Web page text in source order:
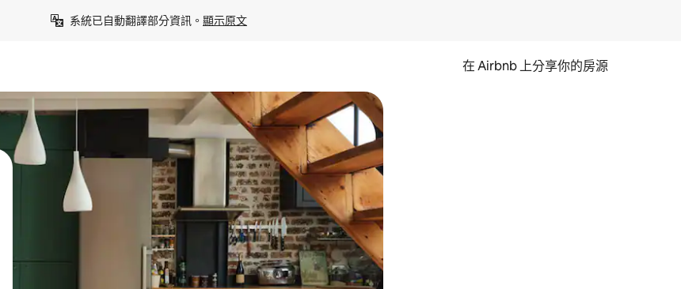
系統已自動翻譯部分資訊。 顯示原文
在 Airbnb 上分享你的房源
置。